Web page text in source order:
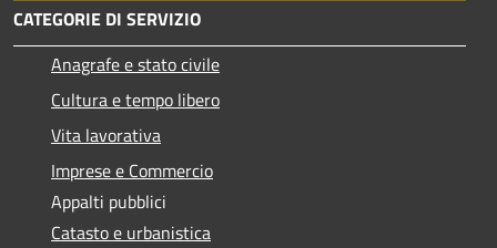
CATEGORIE DI SERVIZIO
Anagrafe e stato civile
Cultura e tempo libero
Vita lavorativa
Imprese e Commercio
Appalti pubblici
Catasto e urbanistica